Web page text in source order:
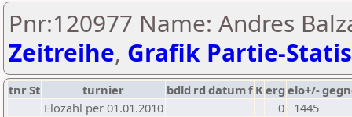
Pnr:120977 Name: Andres
Zeitreihe, Grafik Partie-
tnrSt turnier bdld rd datumf Kerg elo+/-
Elozahl per 01.01.2010
0
1445